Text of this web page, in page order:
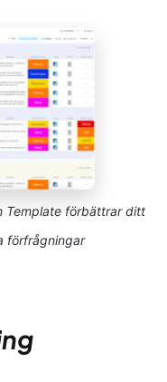
Template förbättrar ditt
förfrågningar